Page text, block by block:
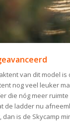
van dit model
nog veel leuker
die nóg meer
de ladder nu
is de Skycamp